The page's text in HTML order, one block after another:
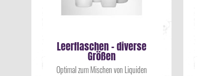
Leerflaschen - diverse
Größen
Optimal zum Mischen von Liquiden